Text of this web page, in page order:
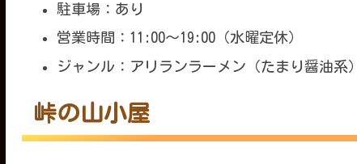
駐車場：あり
営業時間：11:00～19:00（水曜定休）
ジャンル：アリランラーメン（たまり醤油系）
峠の山小屋